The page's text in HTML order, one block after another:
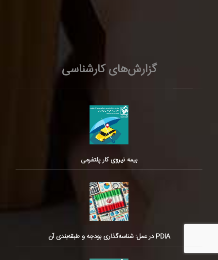
گزارش‌های کارشناسی
بیمه نیروی کار پلتفرمی
PDIA در عمل: شناسه‌گذاری بودجه و طبقه‌بندی آن